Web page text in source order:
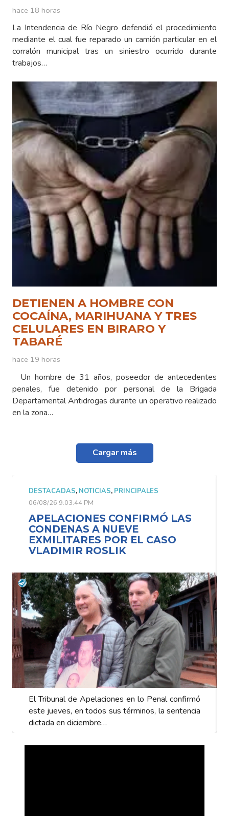
hace 18 horas
La Intendencia de Río Negro defendió el procedimiento
mediante el cual fue reparado un camión particular en el
corralón municipal tras un siniestro ocurrido durante
trabajos…
DETIENEN A HOMBRE CON
COCAÍNA, MARIHUANA Y TRES
CELULARES EN BIRARO Y
TABARÉ
hace 19 horas
Un hombre de 31 años, poseedor de antecedentes
penales, fue detenido por personal de la Brigada
Departamental Antidrogas durante un operativo realizado
en la zona…
Cargar más
DESTACADAS, NOTICIAS, PRINCIPALES
06/08/26 9:03:44 PM
APELACIONES CONFIRMÓ LAS
CONDENAS A NUEVE
EXMILITARES POR EL CASO
VLADIMIR ROSLIK
El Tribunal de Apelaciones en lo Penal confirmó
este jueves, en todos sus términos, la sentencia
dictada en diciembre…